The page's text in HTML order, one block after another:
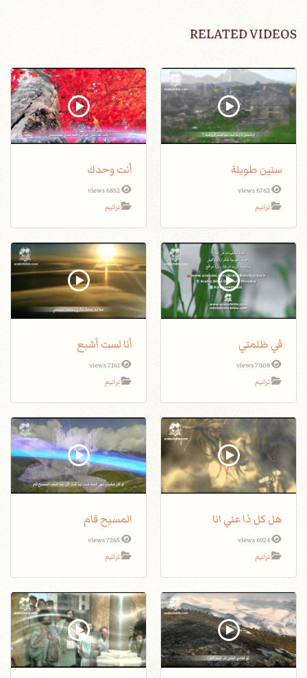
RELATED VIDEOS
سنين طويلة
6762 views
ترانيم
أنت وحدك
6852 views
ترانيم
في ظلمتي
7008 views
ترانيم
أنا لست أشبع
7161 views
ترانيم
هل كل ذا عني انا
6924 views
ترانيم
المسيح قام
7265 views
ترانيم